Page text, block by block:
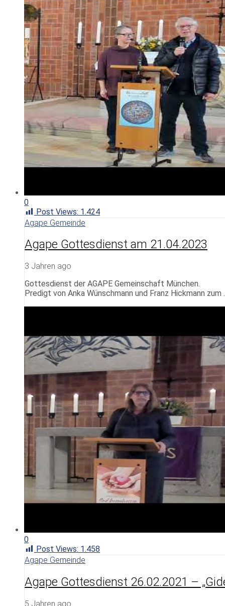
0
Post Views: 1.424
Agape Gemeinde
Agape Gottesdienst am 21.04.2023
3 Jahren ago
Gottesdienst der AGAPE Gemeinschaft München.
Predigt von Anka Wünschmann und Franz Hickmann zum
0
Post Views: 1.458
Agape Gemeinde
Agape Gottesdienst 26.02.2021 –
5 Jahren ago